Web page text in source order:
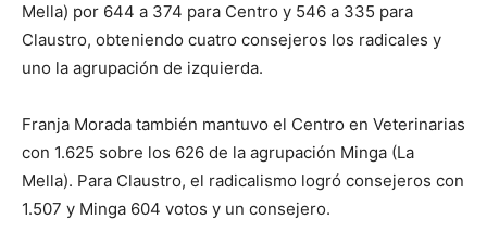
Mella) por 644 a 374 para Centro y 546 a 335 para
Claustro, obteniendo cuatro consejeros los radicales y
uno la agrupación de izquierda.
Franja Morada también mantuvo el Centro en Veterinarias
con 1.625 sobre los 626 de la agrupación Minga (La
Mella). Para Claustro, el radicalismo logró consejeros con
1.507 y Minga 604 votos y un consejero.